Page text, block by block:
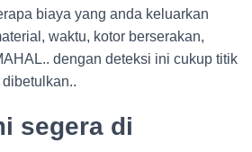
biaya yang anda keluarkan
waktu, kotor berserakan,
dengan deteksi ini cukup titik
segera di